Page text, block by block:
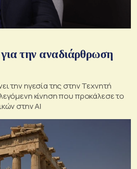
την αναδιάρθρωση
την ηγεσία της στην Τεχνητή
κίνηση που προκάλεσε το
στην ΑΙ